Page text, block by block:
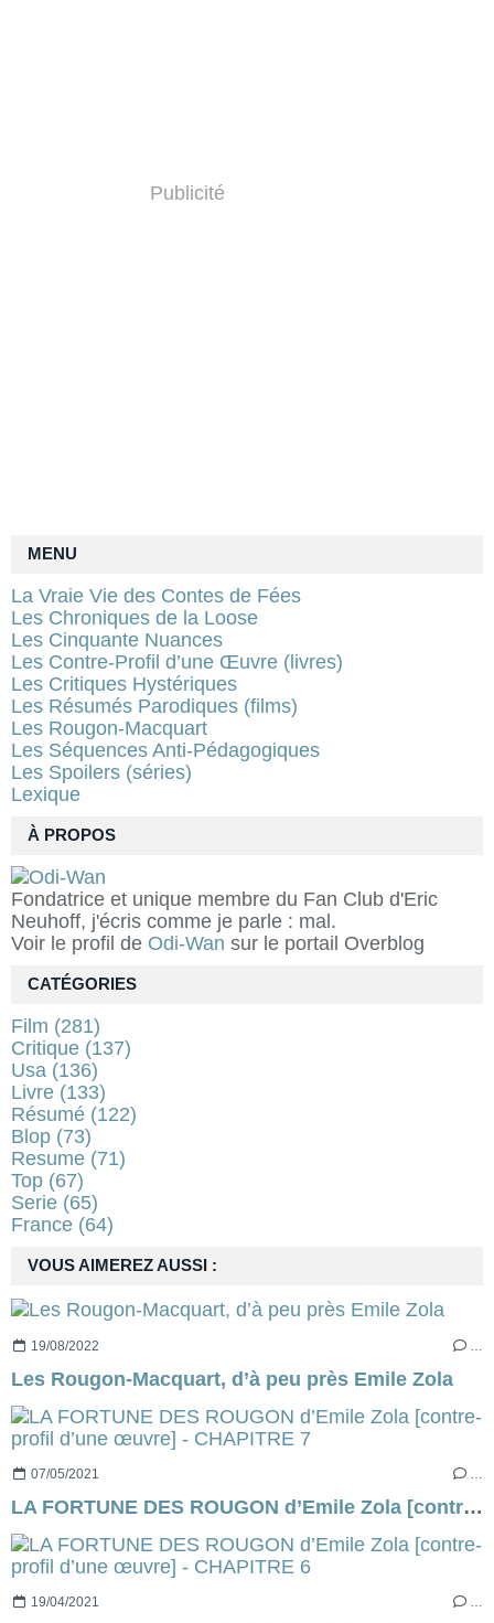
À PROPOS
Fondatrice et unique membre du Fan Club d'Eric
Neuhoff, j'écris comme je parle : mal.
Voir le profil de Odi-Wan sur le portail Overblog
Publicité
VOUS AIMEREZ AUSSI :
19/08/2022
Les Rougon-Macquart, d’à peu près Emile Zola
07/05/2021 …
LA FORTUNE DES ROUGON d’Emile Zola [contre-profil d’une œuvre] - CHAPITRE 7
19/04/2021 …
MENU
La Vraie Vie des Contes de Fées
Les Chroniques de la Loose
Les Cinquante Nuances
Les Contre-Profil d’une Œuvre (livres)
Les Critiques Hystériques
Les Résumés Parodiques (films)
Les Rougon-Macquart
Les Séquences Anti-Pédagogiques
Les Spoilers (séries)
Lexique
CATÉGORIES
Film (281)
Critique (137)
Usa (136)
Livre (133)
Résumé (122)
Blop (73)
Resume (71)
Top (67)
Serie (65)
France (64)